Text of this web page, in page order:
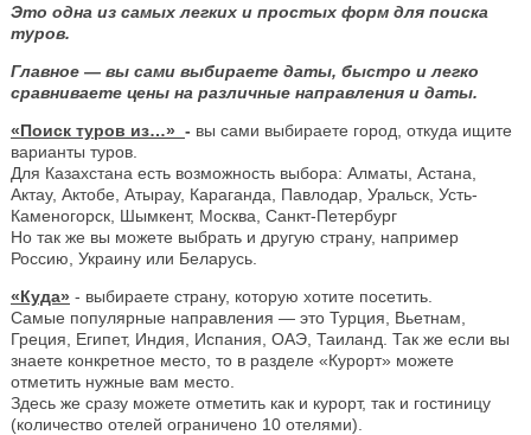
Это одна из самых легких и простых форм для поиска
туров.
Главное — вы сами выбираете даты, быстро и легко
сравниваете цены на различные направления и даты.
«Поиск туров из…» - вы сами выбираете город, откуда ищите
варианты туров.
Для Казахстана есть возможность выбора: Алматы, Астана,
Актау, Актобе, Атырау, Караганда, Павлодар, Уральск, Усть-
Каменогорск, Шымкент, Москва, Санкт-Петербург
Но так же вы можете выбрать и другую страну, например
Россию, Украину или Беларусь.
«Куда» - выбираете страну, которую хотите посетить.
Самые популярные направления — это Турция, Вьетнам,
Греция, Египет, Индия, Испания, ОАЭ, Таиланд. Так же если вы
знаете конкретное место, то в разделе «Курорт» можете
отметить нужные вам место.
Здесь же сразу можете отметить как и курорт, так и гостиницу
(количество отелей ограничено 10 отелями).